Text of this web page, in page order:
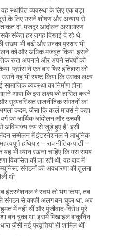
स्थापित व्यवस्था के लिए एक बड़ा
के लिए उसने शोषण और अन्याय से
ताकत दी. मजदूर आंदोलन असाधारण
संकेत हर जगह दिखाई दे रहे थे.
भी बढ़ी और उनका प्रसार भी.
को और अधिक मजबूत किया. इसने
रुख अपनाने और अपने संघर्षों को
फ्रांस ने एक बार फिर इतिहास को
यह भी स्पष्ट किया कि उसका लक्ष्य
व्यवस्था का निर्माण होना
आया कि इस लक्ष्य को हासिल करने
सुव्यवस्थित राजनीतिक संगठनों का
कदम, जैसा कि कार्ल मार्क्स ने कहा
का आर्थिक आंदोलन और उसकी
अविभाज्य रूप से जुड़े हुए हैं.’ इसी
सम्मेलन में इंटरनेशनल ने आधुनिक
हथियार – राजनीतिक पार्टी –
यह भी ध्यान रखना चाहिए कि उस समय
विकसित की जा रही थी, वह बाद में
संगठनों की अवधारणा की तुलना
थी.
इंटरनेशनल ने स्वयं को भंग किया, तब
संगठन से काफी अलग बन चुका था. अब
में नहीं थीं और पूंजीवाद-विरोध पूरे
बन चुका था. इसमें मिखाइल बाकुनिन
जैसी नई प्रवृत्तियां भी शामिल थीं.